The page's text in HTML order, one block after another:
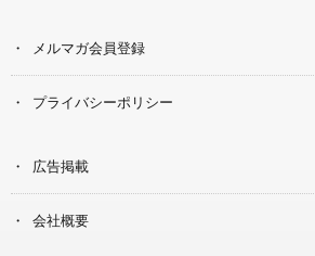
メルマガ会員登録
プライバシーポリシー
広告掲載
会社概要